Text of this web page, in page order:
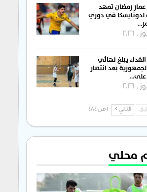
عمار رمضان تمهد
في دوري
يبلغ نهائي
بعد انتصار
التالي 1 من 484
محلي